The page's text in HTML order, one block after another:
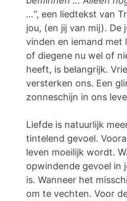
…”, een liedtekst van
jou, (en jij van mij). De
vinden en iemand met
of diegene nu wel of
heeft, is belangrijk.
versterken ons. Een
zonneschijn in ons
Liefde is natuurlijk
tintelend gevoel.
leven moeilijk wordt.
opwindende gevoel in
is. Wanneer het
om te vechten. Voor